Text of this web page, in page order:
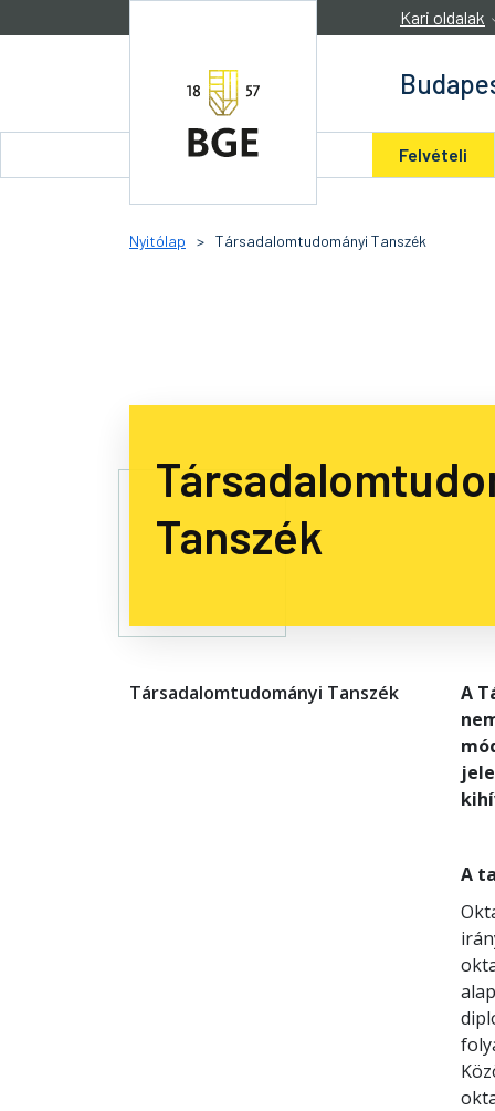
Kari oldalak
Felvételi
Nyitólap > Társadalomtudományi Tanszék
Tanszék
Társadalomtudományi Tanszék
A
A